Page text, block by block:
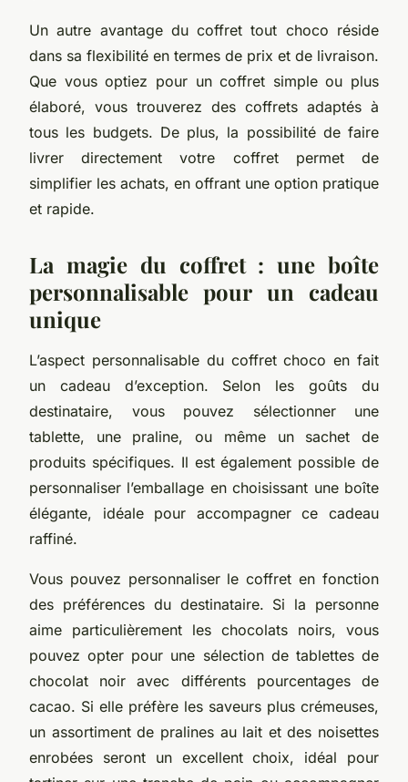
Un autre avantage du coffret tout choco réside
dans sa flexibilité en termes de prix et de livraison.
Que vous optiez pour un coffret simple ou plus
élaboré, vous trouverez des coffrets adaptés à
tous les budgets. De plus, la possibilité de faire
livrer directement votre coffret permet de
simplifier les achats, en offrant une option pratique
et rapide.
La magie du coffret : une boîte
personnalisable pour un cadeau
unique
L’aspect personnalisable du coffret choco en fait
un cadeau d’exception. Selon les goûts du
destinataire, vous pouvez sélectionner une
tablette, une praline, ou même un sachet de
produits spécifiques. Il est également possible de
personnaliser l’emballage en choisissant une boîte
élégante, idéale pour accompagner ce cadeau
raffiné.
Vous pouvez personnaliser le coffret en fonction
des préférences du destinataire. Si la personne
aime particulièrement les chocolats noirs, vous
pouvez opter pour une sélection de tablettes de
chocolat noir avec différents pourcentages de
cacao. Si elle préfère les saveurs plus crémeuses,
un assortiment de pralines au lait et des noisettes
enrobées seront un excellent choix, idéal pour